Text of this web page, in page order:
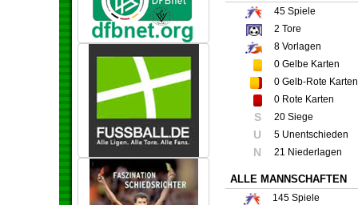
45 Spiele
2 Tore
8 Vorlagen
0 Gelbe Karten
0 Gelb-Rote Karten
0 Rote Karten
S 20 Siege
U 5 Unentschieden
N 21 Niederlagen
ALLE MANNSCHAFTEN
145 Spiele